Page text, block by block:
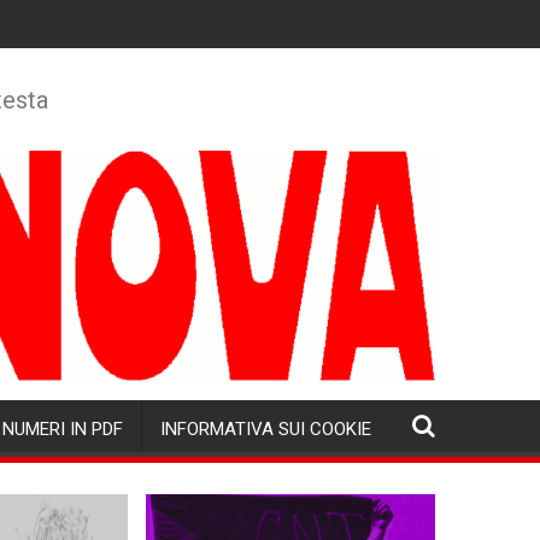
NUMERI IN PDF INFORMATIVA SUI COOKIE